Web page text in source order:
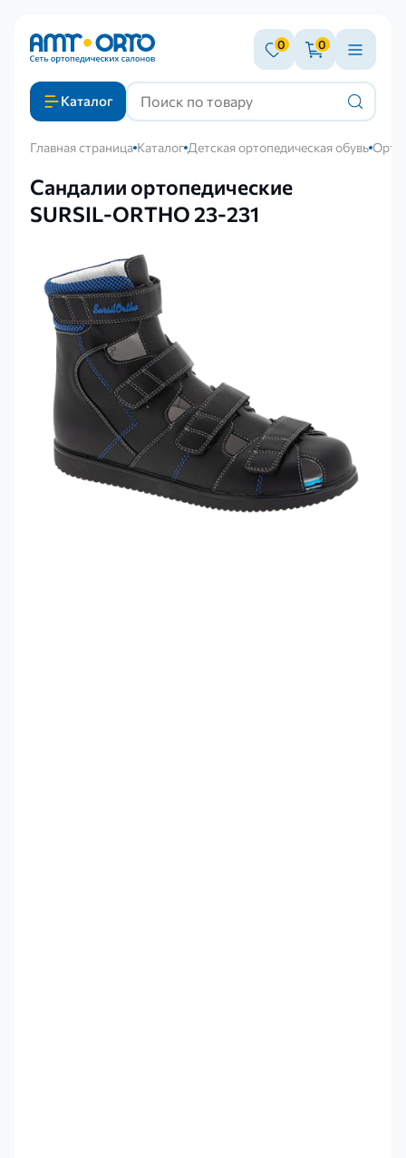
0 0
Каталог
Главная страница Каталог Детская ортопедическая обувь
Сандалии ортопедические
SURSIL-ORTHO 23-231